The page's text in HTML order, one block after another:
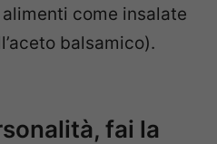
come insalate
balsamico).
fai la